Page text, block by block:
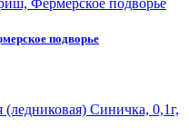
подворье